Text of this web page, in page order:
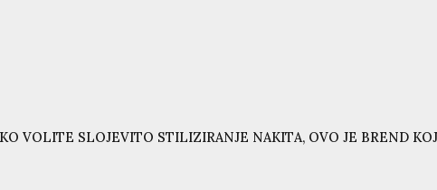
VOLITE SLOJEVITO STILIZIRANJE NAKITA, OVO JE BREND